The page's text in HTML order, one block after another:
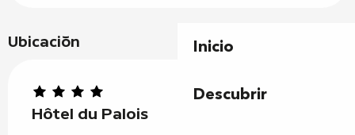
Inicio
Descubrir
Ubicación
Hôtel du Palois